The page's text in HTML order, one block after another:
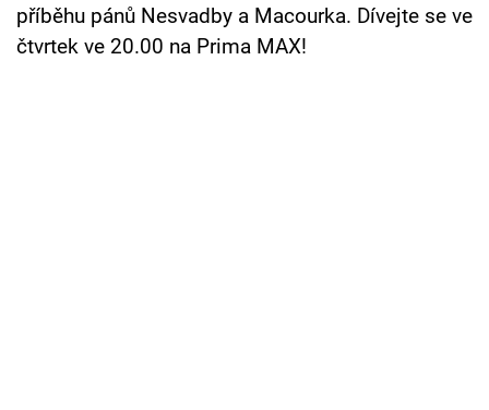
Sledujte nás
příběhu pánů Nesvadby a Macourka. Dívejte se ve
čtvrtek ve 20.00 na Prima MAX!